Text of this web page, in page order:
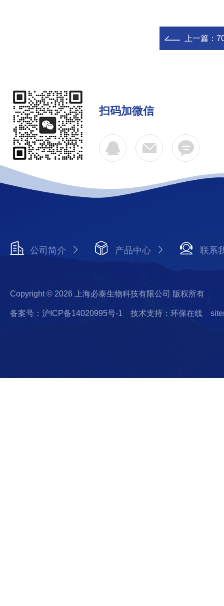
上一篇：
扫码加微信
公司简介 产品中心 联系
Copyright © 2026 上海必泰生物科技有限公司 版权所有
备案号：沪ICP备14020995号-1 技术支持：环保在线